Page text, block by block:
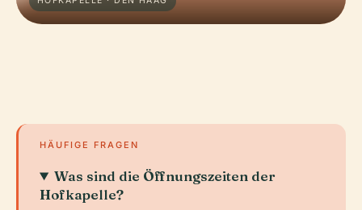
HÄUFIGE FRAGEN
Was sind die Öffnungszeiten der
Hofkapelle?